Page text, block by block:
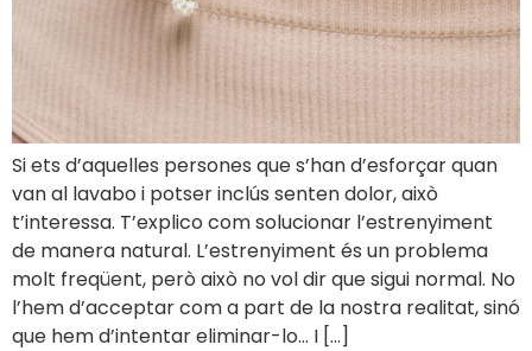
Si ets d’aquelles persones que s’han d’esforçar quan
van al lavabo i potser inclús senten dolor, això
t’interessa. T’explico com solucionar l’estrenyiment
de manera natural. L’estrenyiment és un problema
molt freqüent, però això no vol dir que sigui normal. No
l’hem d’acceptar com a part de la nostra realitat, sinó
que hem d’intentar eliminar-lo… I […]